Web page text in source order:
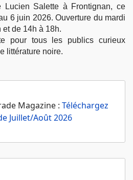
Salette à Frontignan, ce
6 juin 2026. Ouverture du mardi
de 14h à 18h.
pour tous les publics curieux
littérature noire.
Magazine : Téléchargez
Juillet/Août 2026